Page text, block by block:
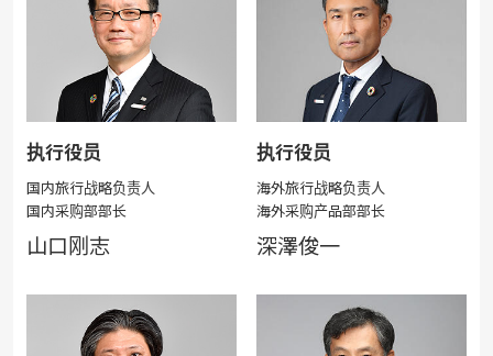
执行役员
国内旅行战略负责人
国内采购部部长
山口刚志
执行役员
海外旅行战略负责人
海外采购产品部部长
深澤俊一